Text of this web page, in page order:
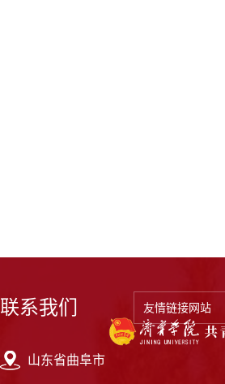
联系我们
山东省曲阜市
友情链接网站